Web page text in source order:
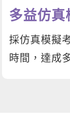
多益仿真
採仿真模擬
時間，達成